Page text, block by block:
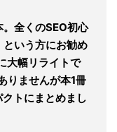
全くのSEO初心
いう方にお勧め
大幅リライトで
りませんが本1冊
トにまとめまし